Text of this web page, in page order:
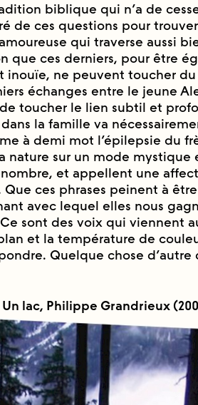
biblique qui n’a de
de ces questions pour
qui traverse aussi
que ces derniers, pour être
inouïe, ne peuvent toucher
échanges entre le jeune
toucher le lien subtil et
la famille va
à demi mot l’épilepsie du
nature sur un mode mystique
et appellent une
Que ces phrases peinent à
avec lequel elles nous
sont des voix qui viennent
et la température de
Quelque chose d’autre
Un lac, Philippe Grandrieux